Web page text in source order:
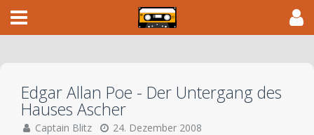
Edgar Allan Poe - Der Untergang des
Hauses Ascher
Captain Blitz 24. Dezember 2008